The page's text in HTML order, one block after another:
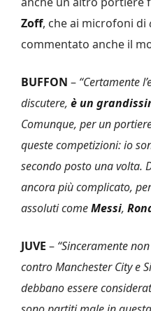
Zoff, che ai microfoni di
commentato anche il
BUFFON – “Certamente
discutere, è un
Comunque, per un
queste competizioni: io
secondo posto una volta.
ancora più complicato,
assoluti comeMessi,
JUVE – “Sinceramente
contro Manchester City e
debbano essere